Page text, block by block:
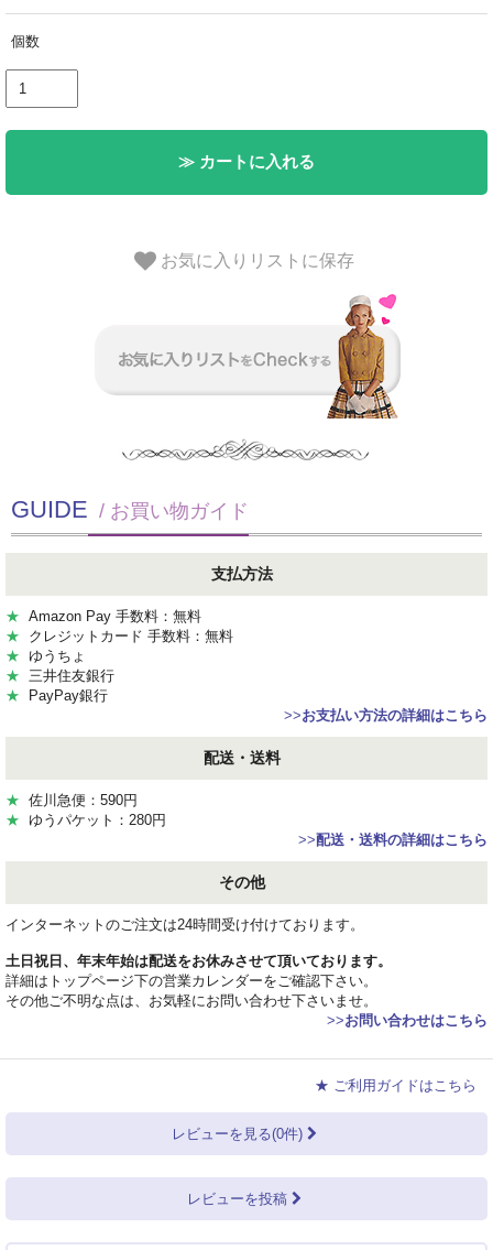
個数
≫ カートに入れる
お気に入りリストに保存
GUIDE / お買い物ガイド
支払方法
★ Amazon Pay 手数料：無料
★ クレジットカード 手数料：無料
★ ゆうちょ
★ 三井住友銀行
★ PayPay銀行
>>お支払い方法の詳細はこちら
配送・送料
★ 佐川急便：590円
★ ゆうパケット：280円
>>配送・送料の詳細はこちら
その他
インターネットのご注文は24時間受け付けております。
土日祝日、年末年始は配送をお休みさせて頂いております。
詳細はトップページ下の営業カレンダーをご確認下さい。
その他ご不明な点は、お気軽にお問い合わせ下さいませ。
>>お問い合わせはこちら
★ ご利用ガイドはこちら
レビューを見る(0件)
レビューを投稿